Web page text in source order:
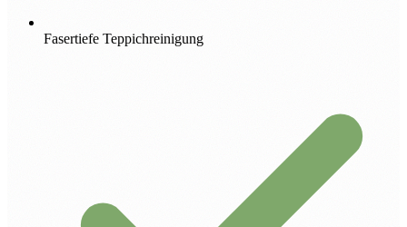
Fasertiefe Teppichreinigung